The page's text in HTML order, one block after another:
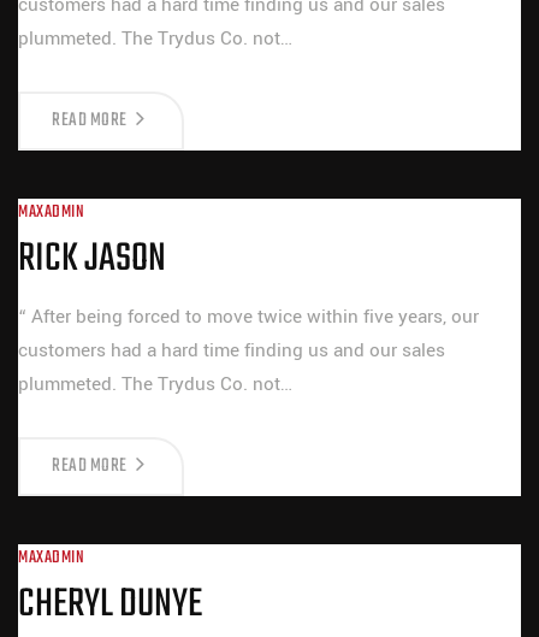
plummeted. The Trydus Co. not…
READ MORE
MAXADMIN
RICK JASON
“ After being forced to move twice within five years, our
customers had a hard time finding us and our sales
plummeted. The Trydus Co. not…
READ MORE
MAXADMIN
CHERYL DUNYE